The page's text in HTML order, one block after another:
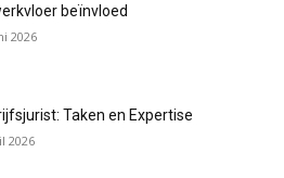
beïnvloed
2026
Taken en Expertise
2026